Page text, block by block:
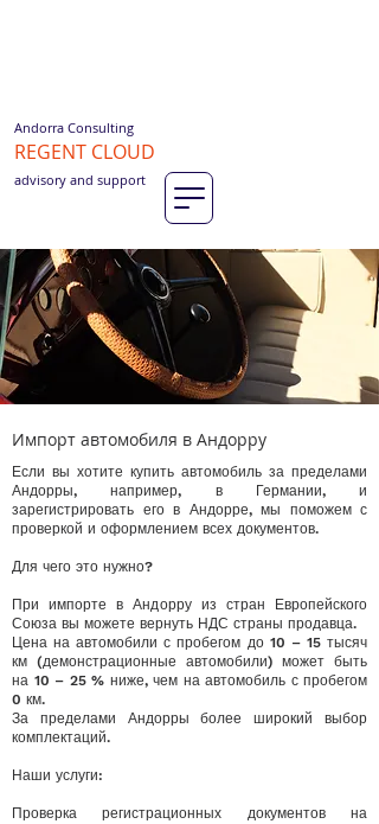
Andorra Consulting
REGENT CLOUD
advisory and support
Импорт автомобиля в Андорру
Если вы хотите купить автомобиль за пределами
Андорры, например, в Германии, и
зарегистрировать его в Андорре, мы поможем с
проверкой и оформлением всех документов.
Для чего это нужно?
При импорте в Андорру из стран Европейского
Союза вы можете вернуть НДС страны продавца.
Цена на автомобили с пробегом до 10 – 15 тысяч
км (демонстрационные автомобили) может быть
на 10 – 25 % ниже, чем на автомобиль с пробегом
0 км.
За пределами Андорры более широкий выбор
комплектаций.
Наши услуги:
Проверка регистрационных документов на